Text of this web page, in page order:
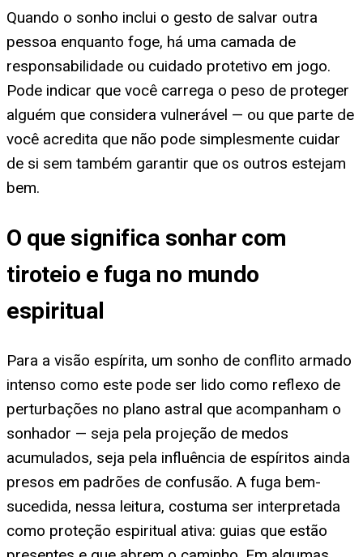
Quando o sonho inclui o gesto de salvar outra
pessoa enquanto foge, há uma camada de
responsabilidade ou cuidado protetivo em jogo.
Pode indicar que você carrega o peso de proteger
alguém que considera vulnerável — ou que parte de
você acredita que não pode simplesmente cuidar
de si sem também garantir que os outros estejam
bem.
O que significa sonhar com
tiroteio e fuga no mundo
espiritual
Para a visão espírita, um sonho de conflito armado
intenso como este pode ser lido como reflexo de
perturbações no plano astral que acompanham o
sonhador — seja pela projeção de medos
acumulados, seja pela influência de espíritos ainda
presos em padrões de confusão. A fuga bem-
sucedida, nessa leitura, costuma ser interpretada
como proteção espiritual ativa: guias que estão